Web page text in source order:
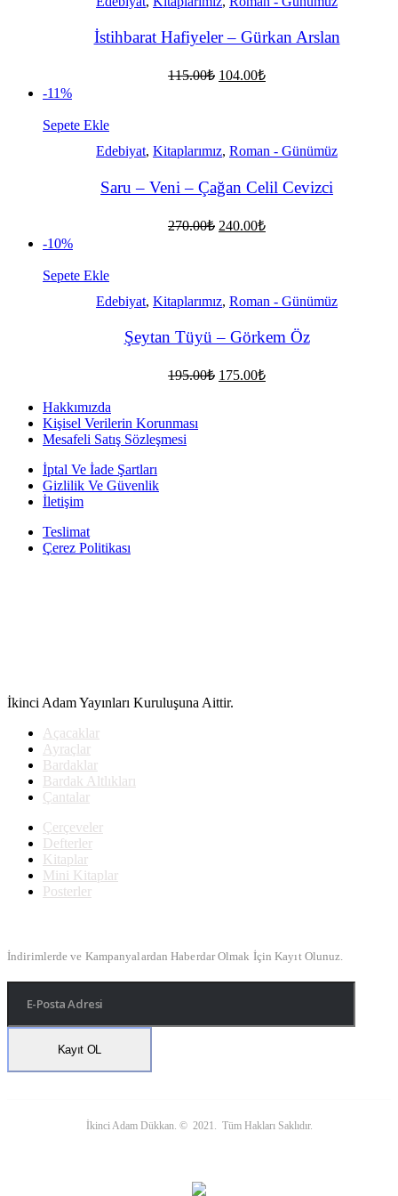
İstihbarat Hafiyeler – Gürkan Arslan
115.00₺ Orijinal
104.00₺Şu
-11%
Sepete Ekle
Edebiyat, Kitaplarımız, Roman - Günümüz
Saru – Veni – Çağan Celil Cevizci
270.00₺ Orijinal
240.00₺Şu
-10%
Sepete Ekle
Edebiyat, Kitaplarımız, Roman - Günümüz
Şeytan Tüyü – Görkem Öz
195.00₺ Orijinal
175.00₺Şu
Hakkımızda
Kişisel Verilerin Korunması
Mesafeli Satış Sözleşmesi
İptal Ve İade Şartları
Gizlilik Ve Güvenlik
İletişim
Teslimat
Çerez Politikası
İkinci Adam Yayınları Kuruluşuna Aittir.
Açacaklar
Ayraçlar
Bardaklar
Bardak Altlıkları
Çantalar
Çerçeveler
Defterler
Kitaplar
Mini Kitaplar
Posterler
İndirimlerde ve Kampanyalardan Haberdar Olmak İçin Kayıt Olunuz.
İkinci Adam Dükkan. © 2021. Tüm Hakları Saklıdır.